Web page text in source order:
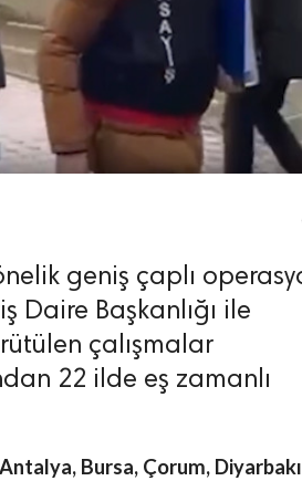
geniş çaplı
Daire Başkanlığı ile
çalışmalar
22 ilde eş zamanlı
Bursa, Çorum,